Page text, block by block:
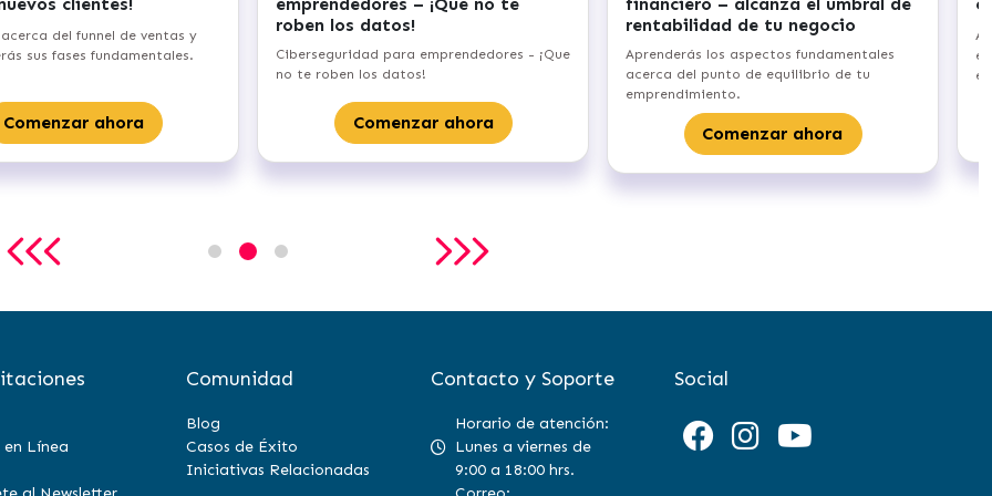
Aprenderás los aspectos fundamentales
Comenzar ahora
Aprenderás a formalizar tu
emprendimiento, desde elegir el tipo de
empresa hasta registrar la marca.
Comenzar ahora
comunidad digital
Aprenderás las bases del Community-
Growth, para crecer tu negocio en
tu comunidad.
Comenzar ahora
Línea
Comunidad
Blog
Casos de Éxito
Iniciativas Relacionadas
Contacto y Soporte
Horario de atención:
Lunes a viernes de
9:00 a 18:00 hrs.
Social